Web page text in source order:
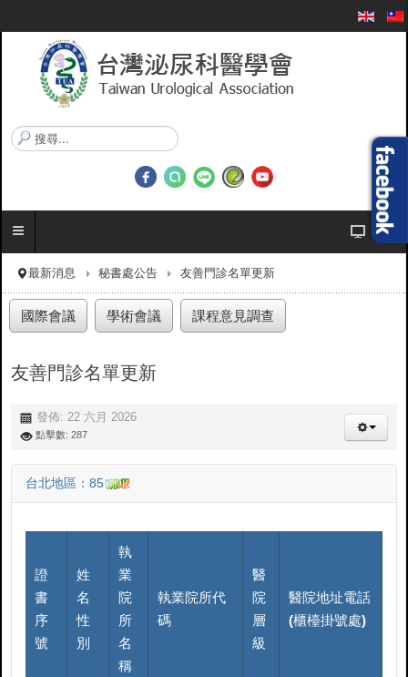
搜
尋
.
最新消息 秘書處公告 友善門診名單更新
國際會議 學術會議 課程意見調查
友善門診名單更新
發佈: 22 六月 2026
點擊數: 287
台北地區：85
證
書
序
號
姓
名
性
別
執
業
院
所
名
稱
執業院所代
碼
醫
院
層
級
醫院地址電話
(櫃檯掛號處)